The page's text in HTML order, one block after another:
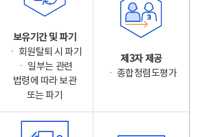
보유기간 및 파기
ㆍ 회원탈퇴 시 파기
ㆍ 일부는 관련
법령에 따라 보관
또는 파기
제3자 제공
ㆍ 종합청렴도평가